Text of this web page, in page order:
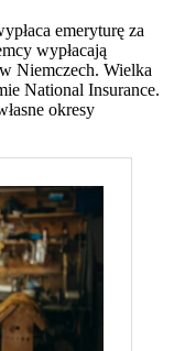
emeryturę za
wypłacają
Niemczech. Wielka
National Insurance.
okresy